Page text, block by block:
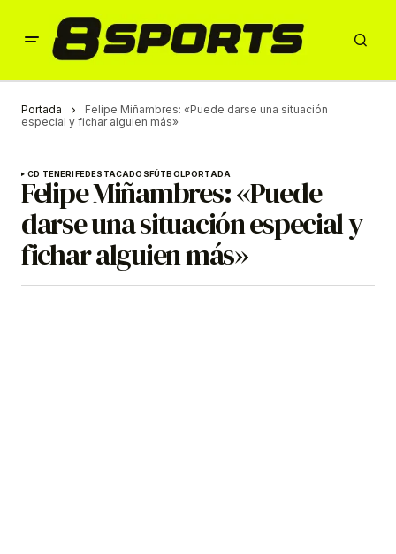
Portada
Felipe Miñambres: «Puede darse una situación
especial y fichar alguien más»
CD TENERIFEDESTACADOSFÚTBOLPORTADA
Felipe Miñambres: «Puede
darse una situación especial y
fichar alguien más»